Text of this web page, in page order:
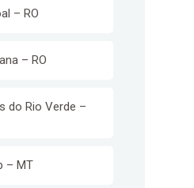
– RO
– RO
do Rio Verde –
– MT